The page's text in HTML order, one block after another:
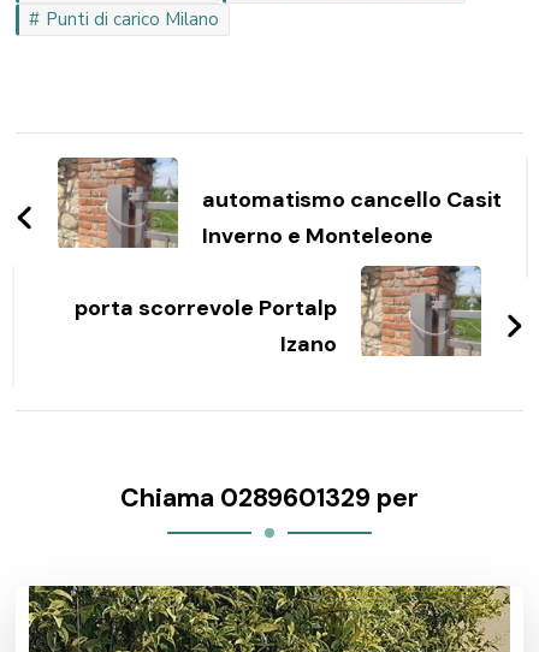
Punti di carico Milano
Navigazione
articoli
automatismo cancello Casit
Inverno e Monteleone
porta scorrevole Portalp
Izano
Chiama 0289601329 per